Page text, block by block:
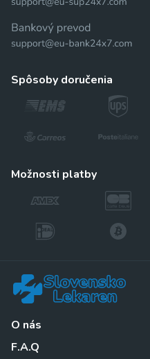
spôsoby doručenia
možnosti platby
O nás
F.A.Q